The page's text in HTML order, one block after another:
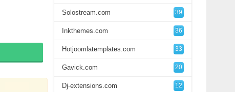
Solostream.com 39
Inkthemes.com 36
Hotjoomlatemplates.com 33
Gavick.com 20
Dj-extensions.com 12